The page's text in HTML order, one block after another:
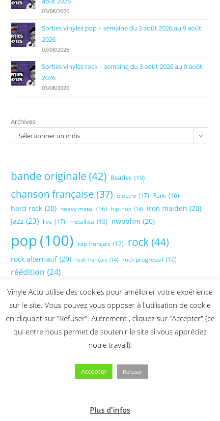
03/08/2026
Sorties vinyles pop – semaine du 3 août 2026 au 9 août
2026
03/08/2026
Sorties vinyles rock – semaine du 3 août 2026 au 9 août
2026
03/08/2026
Archives
Sélectionner un mois
bande originale (42) Beatles (19)
chanson française (37) electro (17) Funk (16)
hard rock (20) heavy metal (16) hip-hop (14) iron maiden (20)
Jazz (23) live (17) metallica (16) nwobhm (20)
pop(100) rap français (17) rock(44)
rock alternatif (20) rock français (14) rock progressif (16)
réédition (24)
Vinyle Actu utilise des cookies pour améliorer votre expérience
sur le site. Vous pouvez vous opposer à l'utilisation de cookie
en cliquant sur "Refuser". Autrement , cliquez sur "Accepter" (ce
qui entre nous permet de soutenir le site si vous appréciez
notre travail):
Accepter Refuser
Plus d'infos